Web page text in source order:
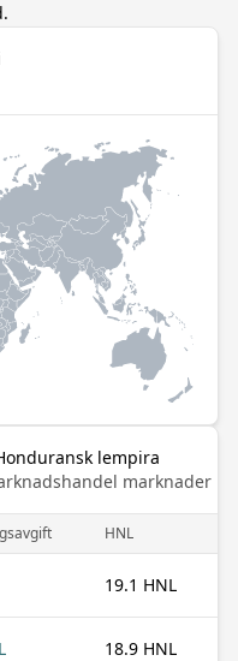
lempira
marknader
HNL
19.1 HNL
18.9 HNL